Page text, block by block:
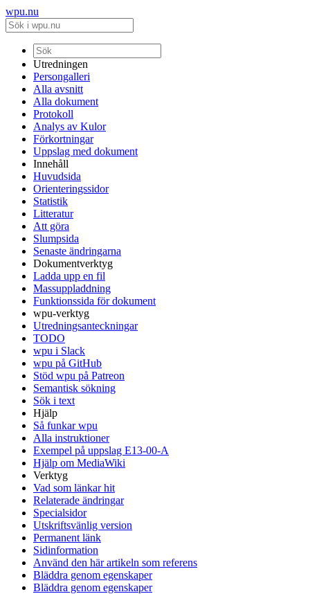
wpu.nu
Utredningen
Persongalleri
Alla avsnitt
Alla dokument
Protokoll
Analys av Kulor
Förkortningar
Uppslag med dokument
Innehåll
Huvudsida
Orienteringssidor
Statistik
Litteratur
Att göra
Slumpsida
Senaste ändringarna
Dokumentverktyg
Ladda upp en fil
Massuppladdning
Funktionssida för dokument
wpu-verktyg
Utredningsanteckningar
TODO
wpu i Slack
wpu på GitHub
Stöd wpu på Patreon
Semantisk sökning
Sök i text
Hjälp
Så funkar wpu
Alla instruktioner
Exempel på uppslag E13-00-A
Hjälp om MediaWiki
Verktyg
Vad som länkar hit
Relaterade ändringar
Specialsidor
Utskriftsvänlig version
Permanent länk
Sidinformation
Använd den här artikeln som referens
Bläddra genom egenskaper
Bläddra genom egenskaper